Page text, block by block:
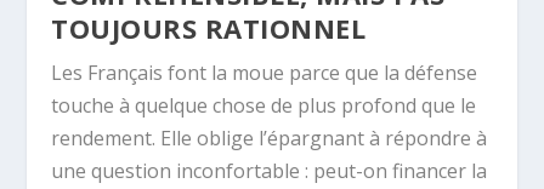
TOUJOURS RATIONNEL
Les Français font la moue parce que la défense
touche à quelque chose de plus profond que le
rendement. Elle oblige l’épargnant à répondre à
une question inconfortable : peut-on financer la